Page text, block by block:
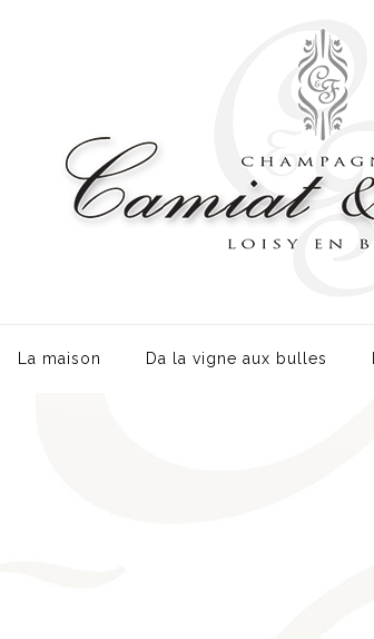
La maison Da la vigne aux bulles